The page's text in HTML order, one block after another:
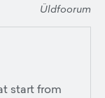
Üldfoorum
start from